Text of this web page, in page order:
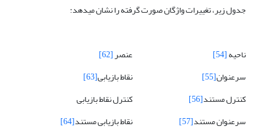
جدول زیر، تغییرات واژگان صورت گرفته را نشان می­دهد:
ناحیه[54]
سرعنوان[55]
کنترل مستند[56]
سرعنوان مستند[57]
عنصر[62]
نقاط بازیابی[63]
کنترل نقاط بازیابی
نقاط بازیابی مستند[64]